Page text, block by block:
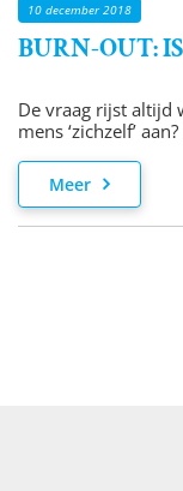
10 december 2018
BURN-OUT:
De vraag rijst altijd
mens ‘zichzelf’
verantwoordelijk
Meer